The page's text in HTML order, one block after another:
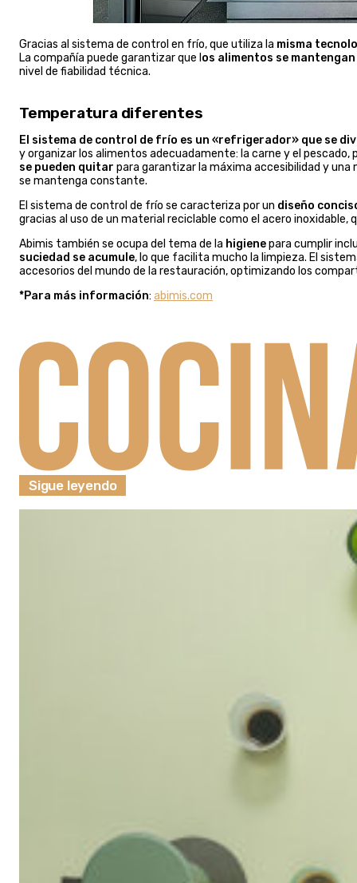
Gracias al sistema de control en frío, que utiliza la misma
La compañía puede garantizar que l os alimentos se
nivel de fiabilidad técnica.
Temperatura diferentes
El sistema de control de frío es un «refrigerador» que se
y organizar los alimentos adecuadamente: la carne y el
se pueden quitar para garantizar la máxima accesibilidad y
se mantenga constante.
El sistema de control de frío se caracteriza por un diseño
gracias al uso de un material reciclable como el acero inoxidable,
Abimis también se ocupa del tema de la higienepara cumplir
suciedad se acumule, lo que facilita mucho la limpieza. El
accesorios del mundo de la restauración, optimizando los
*Para más información: abimis.com
Sigue leyendo